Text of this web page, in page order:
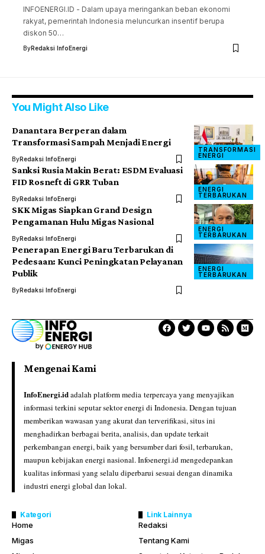
INFOENERGI.ID - Dalam upaya meringankan beban ekonomi
rakyat, pemerintah Indonesia meluncurkan insentif berupa
diskon 50…
ByRedaksi InfoEnergi
You Might Also Like
TRANSFORMASI
ENERGI
Danantara Berperan dalam
Transformasi Sampah Menjadi Energi
ByRedaksi InfoEnergi
ENERGI
TERBARUKAN
Sanksi Rusia Makin Berat: ESDM Evaluasi
FID Rosneft di GRR Tuban
ByRedaksi InfoEnergi
ENERGI
TERBARUKAN
SKK Migas Siapkan Grand Design
Pengamanan Hulu Migas Nasional
ByRedaksi InfoEnergi
ENERGI
TERBARUKAN
Penerapan Energi Baru Terbarukan di
Pedesaan: Kunci Peningkatan Pelayanan
Publik
ByRedaksi InfoEnergi
Mengenai Kami
InfoEnergi.idadalah platform media terpercaya yang menyajikan
informasi terkini seputar sektor energi di Indonesia. Dengan tujuan
memberikan wawasan yang akurat dan terverifikasi, situs ini
menghadirkan berbagai berita, analisis, dan update terkait
perkembangan energi, baik yang bersumber dari fosil, terbarukan,
maupun kebijakan energi nasional. Infoenergi.id mengedepankan
kualitas informasi yang selalu diperbarui sesuai dengan dinamika
industri energi global dan lokal.
Kategori
Home
Migas
Link Lainnya
Redaksi
Tentang Kami